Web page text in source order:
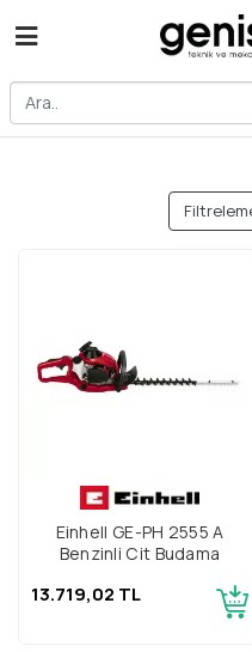
Einhell GE-PH 2555 A
Benzinli Çit Budama
13.719,02 TL